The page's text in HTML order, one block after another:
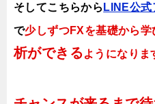
そしてこちらから LINE公
で少しずつFXを基礎から学
析ができるようになりま